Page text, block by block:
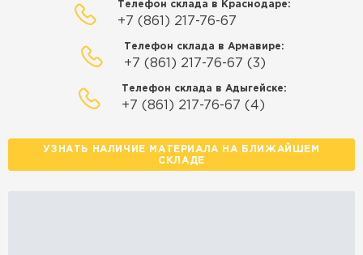
Телефон склада в Краснодаре:
+7 (861) 217-76-67
Телефон склада в Армавире:
+7 (861) 217-76-67 (3)
Телефон склада в Адыгейске:
+7 (861) 217-76-67 (4)
УЗНАТЬ НАЛИЧИЕ МАТЕРИАЛА НА БЛИЖАЙШЕМ
СКЛАДЕ